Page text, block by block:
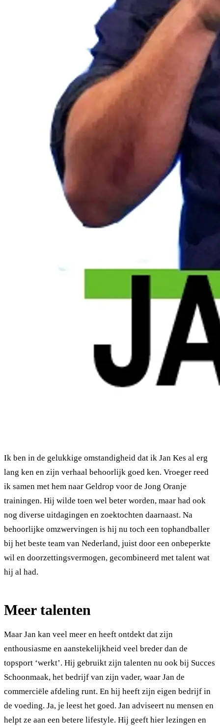
Ik ben in de gelukkige omstandigheid dat ik Jan Kes al erg
lang ken en zijn verhaal behoorlijk goed ken. Vroeger reed
ik samen met hem naar Geldrop voor de Jong Oranje
trainingen. Hij wilde toen wel beter worden, maar had ook
nog diverse uitdagingen en zoektochten daarnaast. Na
behoorlijke omzwervingen is hij nu toch een tophandballer
bij het beste team van Nederland, juist door een onbeperkte
wil en doorzettingsvermogen, gecombineerd met talent wat
hij al had.
Meer talenten
Maar Jan kan veel meer en heeft ontdekt dat zijn
enthousiasme en aanstekelijkheid veel breder dan de
topsport ‘werkt’. Hij gebruikt zijn talenten nu ook bij Succes
Schoonmaak, het bedrijf van zijn vader, waar Jan de
commerciële afdeling runt. En hij heeft zijn eigen bedrijf in
de voeding. Ja, je leest het goed. Jan adviseert nu mensen en
helpt ze aan een betere lifestyle. Hij geeft hier lezingen en